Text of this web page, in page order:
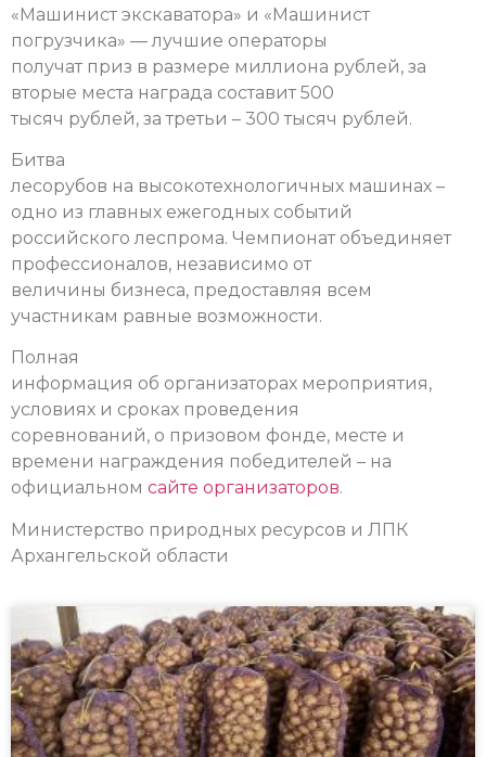
«Машинист экскаватора» и «Машинист
погрузчика» — лучшие операторы
получат приз в размере миллиона рублей, за
вторые места награда составит 500
тысяч рублей, за третьи – 300 тысяч рублей.
Битва
лесорубов на высокотехнологичных машинах –
одно из главных ежегодных событий
российского леспрома. Чемпионат объединяет
профессионалов, независимо от
величины бизнеса, предоставляя всем
участникам равные возможности.
Полная
информация об организаторах мероприятия,
условиях и сроках проведения
соревнований, о призовом фонде, месте и
времени награждения победителей – на
официальном сайте организаторов.
Министерство природных ресурсов и ЛПК
Архангельской области